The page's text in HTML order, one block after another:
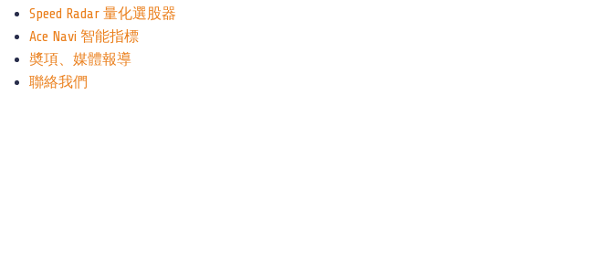
Speed Radar 量化選股器
Ace Navi 智能指標
奬項、媒體報導
聯絡我們